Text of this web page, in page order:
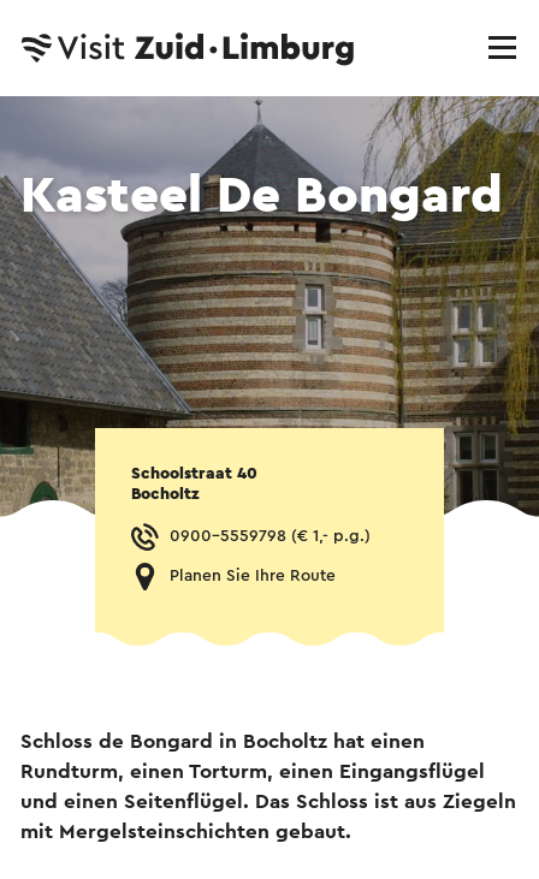
Kasteel De Bongard
Schoolstraat 40
Bocholtz
0900-5559798 (€ 1,- p.g.)
Planen Sie Ihre Route
Schloss de Bongard in Bocholtz hat einen
Rundturm, einen Torturm, einen Eingangsflügel
und einen Seitenflügel. Das Schloss ist aus Ziegeln
mit Mergelsteinschichten gebaut.